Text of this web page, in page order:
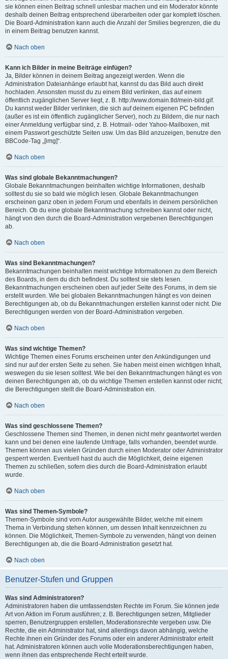
sie können einen Beitrag schnell unlesbar machen und ein Moderator könnte
deshalb deinen Beitrag entsprechend überarbeiten oder gar komplett löschen.
Die Board-Administration kann auch die Anzahl der Smilies begrenzen, die du
in einem Beitrag benutzen kannst.
Nach oben
Kann ich Bilder in meine Beiträge einfügen?
Ja, Bilder können in deinem Beitrag angezeigt werden. Wenn die
Administration Dateianhänge erlaubt hat, kannst du das Bild auch direkt
hochladen. Ansonsten musst du zu einem Bild verlinken, das auf einem
öffentlich zugänglichen Server liegt, z. B. http://www.domain.tld/mein-bild.gif.
Du kannst weder Bilder verlinken, die sich auf deinem eigenen PC befinden
(außer es ist ein öffentlich zugänglicher Server), noch zu Bildern, die nur nach
einer Anmeldung verfügbar sind, z. B. Hotmail- oder Yahoo-Mailboxen, mit
einem Passwort geschützte Seiten usw. Um das Bild anzuzeigen, benutze den
BBCode-Tag „[img]“.
Nach oben
Was sind globale Bekanntmachungen?
Globale Bekanntmachungen beinhalten wichtige Informationen, deshalb
solltest du sie so bald wie möglich lesen. Globale Bekanntmachungen
erscheinen ganz oben in jedem Forum und ebenfalls in deinem persönlichen
Bereich. Ob du eine globale Bekanntmachung schreiben kannst oder nicht,
hängt von den durch die Board-Administration vergebenen Berechtigungen
ab.
Nach oben
Was sind Bekanntmachungen?
Bekanntmachungen beinhalten meist wichtige Informationen zu dem Bereich
des Boards, in dem du dich befindest. Du solltest sie stets lesen.
Bekanntmachungen erscheinen oben auf jeder Seite des Forums, in dem sie
erstellt wurden. Wie bei globalen Bekanntmachungen hängt es von deinen
Berechtigungen ab, ob du Bekanntmachungen erstellen kannst oder nicht. Die
Berechtigungen werden von der Board-Administration vergeben.
Nach oben
Was sind wichtige Themen?
Wichtige Themen eines Forums erscheinen unter den Ankündigungen und
sind nur auf der ersten Seite zu sehen. Sie haben meist einen wichtigen Inhalt,
weswegen du sie lesen solltest. Wie bei den Bekanntmachungen hängt es von
deinen Berechtigungen ab, ob du wichtige Themen erstellen kannst oder nicht;
die Berechtigungen stellt die Board-Administration ein.
Nach oben
Was sind geschlossene Themen?
Geschlossene Themen sind Themen, in denen nicht mehr geantwortet werden
kann und bei denen eine laufende Umfrage, falls vorhanden, beendet wurde.
Themen können aus vielen Gründen durch einen Moderator oder Administrator
gesperrt werden. Eventuell hast du auch die Möglichkeit, deine eigenen
Themen zu schließen, sofern dies durch die Board-Administration erlaubt
wurde.
Nach oben
Was sind Themen-Symbole?
Themen-Symbole sind vom Autor ausgewählte Bilder, welche mit einem
Thema in Verbindung stehen können, um dessen Inhalt kennzeichnen zu
können. Die Möglichkeit, Themen-Symbole zu verwenden, hängt von deinen
Berechtigungen ab, die die Board-Administration gesetzt hat.
Nach oben
Benutzer-Stufen und Gruppen
Was sind Administratoren?
Administratoren haben die umfassendsten Rechte im Forum. Sie können jede
Art von Aktion im Forum ausführen; z. B. Berechtigungen setzen, Mitglieder
sperren, Benutzergruppen erstellen, Moderationsrechte vergeben usw. Die
Rechte, die ein Administrator hat, sind allerdings davon abhängig, welche
Rechte ihnen ein Gründer des Forums oder ein anderer Administrator erteilt
hat. Administratoren können auch volle Moderationsberechtigungen haben,
wenn ihnen das entsprechende Recht erteilt wurde.